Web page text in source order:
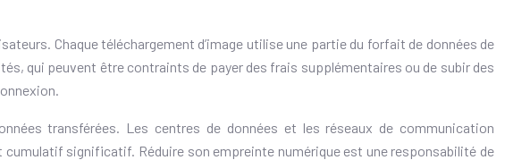
Chaque téléchargement d’image utilise une partie du forfait de données de
qui peuvent être contraints de payer des frais supplémentaires ou de subir des
transférées. Les centres de données et les réseaux de communication
cumulatif significatif. Réduire son empreinte numérique est une responsabilité de